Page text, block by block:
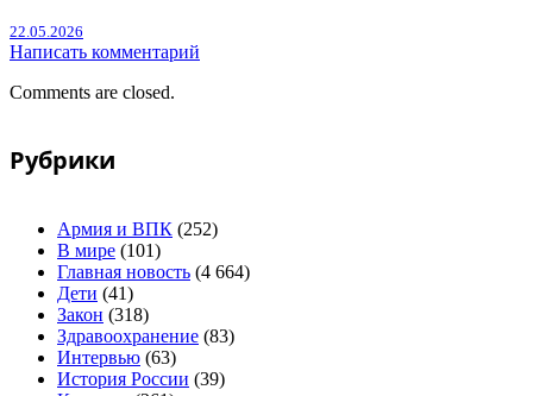
22.05.2026
Написать комментарий
Comments are closed.
Рубрики
Армия и ВПК (252)
В мире (101)
Главная новость (4 664)
Дети (41)
Закон (318)
Здравоохранение (83)
Интервью (63)
История России (39)